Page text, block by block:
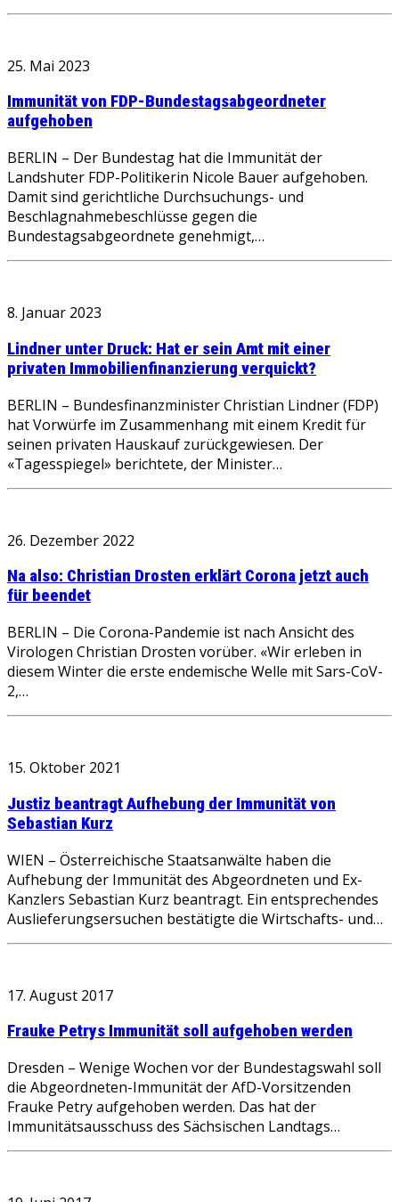
25. Mai 2023
Immunität von FDP-Bundestagsabgeordneter
aufgehoben
BERLIN – Der Bundestag hat die Immunität der
Landshuter FDP-Politikerin Nicole Bauer aufgehoben.
Damit sind gerichtliche Durchsuchungs- und
Beschlagnahmebeschlüsse gegen die
Bundestagsabgeordnete genehmigt,…
8. Januar 2023
Lindner unter Druck: Hat er sein Amt mit einer
privaten Immobilienfinanzierung verquickt?
BERLIN – Bundesfinanzminister Christian Lindner (FDP)
hat Vorwürfe im Zusammenhang mit einem Kredit für
seinen privaten Hauskauf zurückgewiesen. Der
«Tagesspiegel» berichtete, der Minister…
26. Dezember 2022
Na also: Christian Drosten erklärt Corona jetzt auch
für beendet
BERLIN – Die Corona-Pandemie ist nach Ansicht des
Virologen Christian Drosten vorüber. «Wir erleben in
diesem Winter die erste endemische Welle mit Sars-CoV-
2,…
15. Oktober 2021
Justiz beantragt Aufhebung der Immunität von
Sebastian Kurz
WIEN – Österreichische Staatsanwälte haben die
Aufhebung der Immunität des Abgeordneten und Ex-
Kanzlers Sebastian Kurz beantragt. Ein entsprechendes
Auslieferungsersuchen bestätigte die Wirtschafts- und…
17. August 2017
Frauke Petrys Immunität soll aufgehoben werden
Dresden – Wenige Wochen vor der Bundestagswahl soll
die Abgeordneten-Immunität der AfD-Vorsitzenden
Frauke Petry aufgehoben werden. Das hat der
Immunitätsausschuss des Sächsischen Landtags…